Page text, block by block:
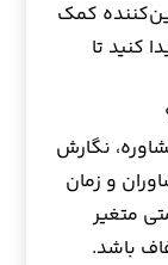
کمک
کنید تا
نگارش
و زمان
متغیر
باشد.